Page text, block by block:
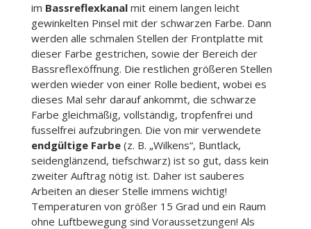
im Bassreflexkanalmit einem langen leicht
gewinkelten Pinsel mit der schwarzen Farbe. Dann
werden alle schmalen Stellen der Frontplatte mit
dieser Farbe gestrichen, sowie der Bereich der
Bassreflexöffnung. Die restlichen größeren Stellen
werden wieder von einer Rolle bedient, wobei es
dieses Mal sehr darauf ankommt, die schwarze
Farbe gleichmäßig, vollständig, tropfenfrei und
fusselfrei aufzubringen. Die von mir verwendete
endgültige Farbe(z. B. „Wilkens“, Buntlack,
seidenglänzend, tiefschwarz) ist so gut, dass kein
zweiter Auftrag nötig ist. Daher ist sauberes
Arbeiten an dieser Stelle immens wichtig!
Temperaturen von größer 15 Grad und ein Raum
ohne Luftbewegung sind Voraussetzungen! Als